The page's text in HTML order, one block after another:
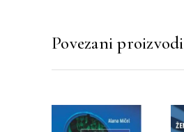
Povezani proizvodi